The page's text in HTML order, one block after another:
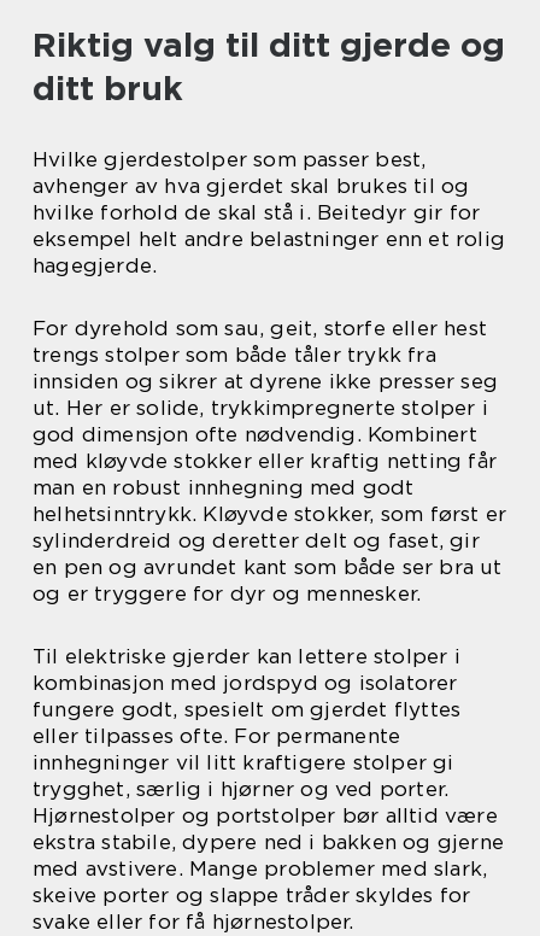
Riktig valg til ditt gjerde og
ditt bruk
Hvilke gjerdestolper som passer best,
avhenger av hva gjerdet skal brukes til og
hvilke forhold de skal stå i. Beitedyr gir for
eksempel helt andre belastninger enn et rolig
hagegjerde.
For dyrehold som sau, geit, storfe eller hest
trengs stolper som både tåler trykk fra
innsiden og sikrer at dyrene ikke presser seg
ut. Her er solide, trykkimpregnerte stolper i
god dimensjon ofte nødvendig. Kombinert
med kløyvde stokker eller kraftig netting får
man en robust innhegning med godt
helhetsinntrykk. Kløyvde stokker, som først er
sylinderdreid og deretter delt og faset, gir
en pen og avrundet kant som både ser bra ut
og er tryggere for dyr og mennesker.
Til elektriske gjerder kan lettere stolper i
kombinasjon med jordspyd og isolatorer
fungere godt, spesielt om gjerdet flyttes
eller tilpasses ofte. For permanente
innhegninger vil litt kraftigere stolper gi
trygghet, særlig i hjørner og ved porter.
Hjørnestolper og portstolper bør alltid være
ekstra stabile, dypere ned i bakken og gjerne
med avstivere. Mange problemer med slark,
skeive porter og slappe tråder skyldes for
svake eller for få hjørnestolper.